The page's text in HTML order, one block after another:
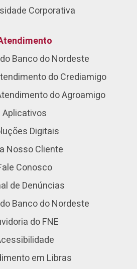
Corporativa
Banco do Nordeste
do Crediamigo
do Agroamigo
Aplicativos
Digitais
Nosso Cliente
Conosco
de Denúncias
Banco do Nordeste
do FNE
em Libras